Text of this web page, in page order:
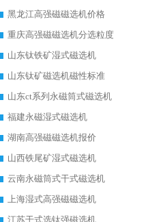
黑龙江高强磁磁选机价格
重庆高强磁磁选机分选粒度
山东钛铁矿湿式磁选机
山东钛矿磁选机磁性标准
山东ct系列永磁筒式磁选机
福建永磁湿式磁选机
湖南高强磁磁选机报价
山西铁尾矿湿式磁选机
云南永磁筒式干式磁选机
上海湿式高强磁磁选机
江苏干式选钛强磁选机